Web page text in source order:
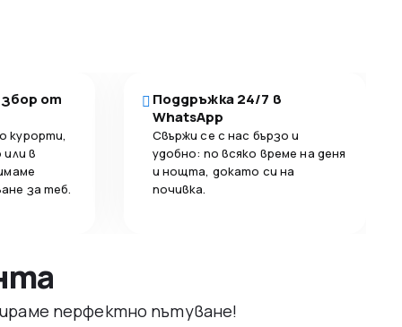
от
курорти,
в
за теб.
Поддръжка 24/7 в
WhatsApp
Свържи се с нас бързо и
удобно: по всяко време на деня
и нощта, докато си на
почивка.
перфектно пътуване!